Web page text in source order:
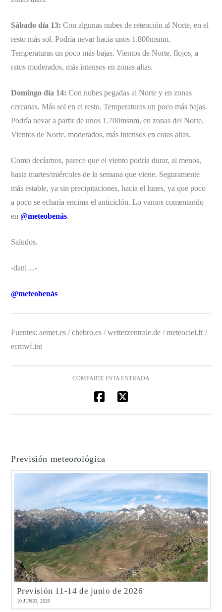
Sábado día 13: Con algunas nubes de retención al Norte, en el
resto más sol. Podría nevar hacia unos 1.800msnm.
Temperaturas un poco más bajas. Vientos de Norte, flojos, a
ratos moderados, más intensos en zonas altas.
Domingo día 14: Con nubes pegadas al Norte y en zonas
cercanas. Más sol en el resto. Temperaturas un poco más bajas.
Podría nevar a partir de unos 1.700msnm, en zonas del Norte.
Vientos de Norte, moderados, más intensos en cotas altas.
Como decíamos, parece que el viento podría durar, al menos,
hasta martes/miércoles de la semana que viene. Seguramente
más estable, ya sin precipitaciones, hacia el lunes, ya que poco
a poco se echaría encima el anticiclón. Lo vamos comentando
en@meteobenás.
Saludos.
-dani…-
@meteobenás
Fuentes: aemet.es / chebro.es / wetterzentrale.de / meteociel.fr /
ecmwf.int
COMPARTE ESTA ENTRADA
Previsión meteorológica
Previsión 11-14 de junio de 2026
10 JUNIO, 2026